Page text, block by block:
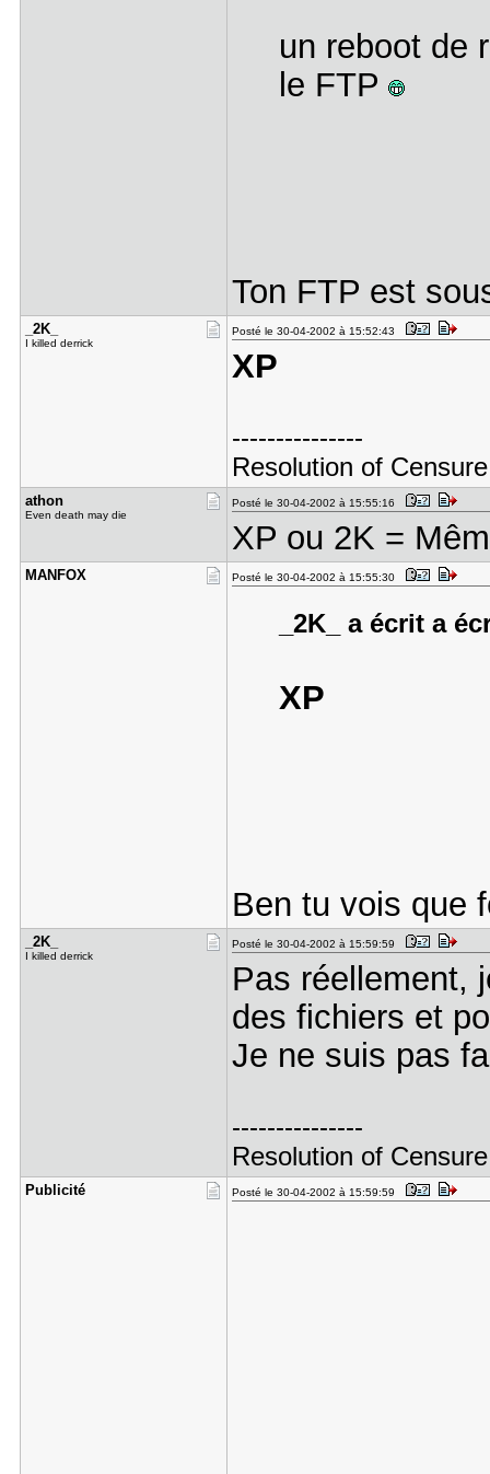
un reboot de
le FTP
Ton FTP est
_2K_
I killed derrick
Posté le 30-04-2002 à 15:52:43
XP
---------------
Resolution of Censure
athon
Even death may die
Posté le 30-04-2002 à 15:55:16
XP ou 2K =
MANFOX Posté le 30-04-2002 à 15:55:30
_2K_ a écrit a
XP
Ben tu vois que
_2K_
I killed derrick
Posté le 30-04-2002 à 15:59:59
Pas réellement,
des fichiers et
Je ne suis pas
---------------
Resolution of Censure
Publicité Posté le 30-04-2002 à 15:59:59